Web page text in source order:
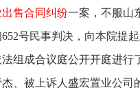
售合同纠纷一案，不服山
号民事判决，向本院提
法组成合议庭公开开庭进行
、被上诉人盛宏置业公司